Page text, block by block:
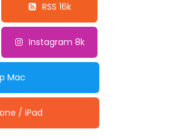
RSS 16k
Instagram 8k
Mac
/ iPad